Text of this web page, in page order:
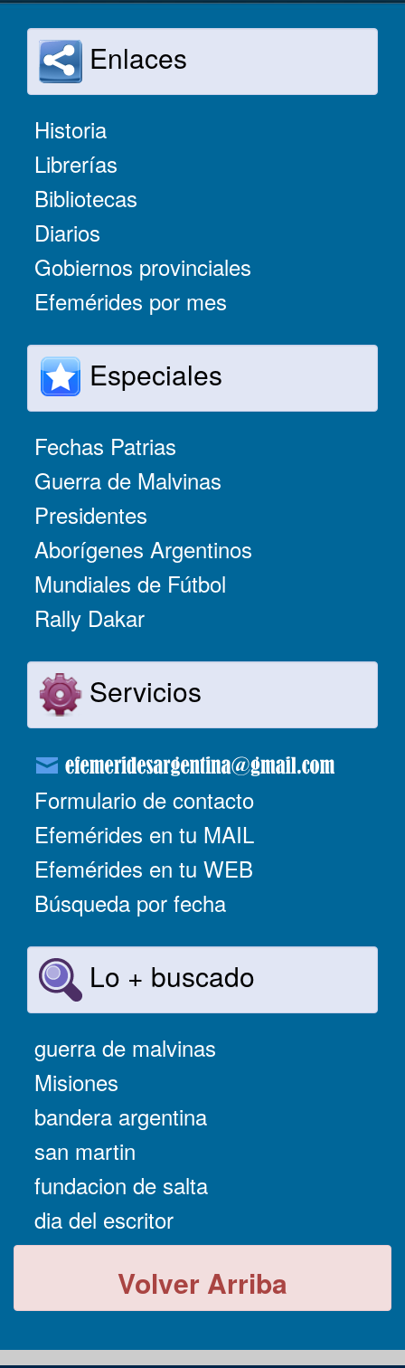
Enlaces
Historia
Librerías
Bibliotecas
Diarios
Gobiernos provinciales
Efemérides por mes
Especiales
Fechas Patrias
Guerra de Malvinas
Presidentes
Aborígenes Argentinos
Mundiales de Fútbol
Rally Dakar
Servicios
Formulario de contacto
Efemérides en tu MAIL
Efemérides en tu WEB
Búsqueda por fecha
Lo + buscado
guerra de malvinas
Misiones
bandera argentina
san martin
fundacion de salta
dia del escritor
Volver Arriba